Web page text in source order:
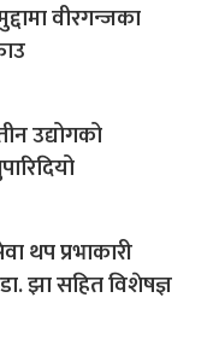
वीरगन्जका
उद्योगको
थप प्रभाकारी
झा सहित विशेषज्ञ